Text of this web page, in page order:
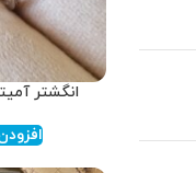
انگشتر